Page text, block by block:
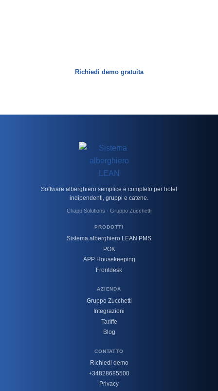
Richiedi demo gratuita
Software alberghiero semplice e completo per hotel
indipendenti, gruppi e catene.
Chapp Solutions · Gruppo Zucchetti
PRODOTTI
Sistema alberghiero LEAN PMS
POK
APP Housekeeping
Frontdesk
AZIENDA
Gruppo Zucchetti
Integrazioni
Tariffe
Blog
CONTATTO
Richiedi demo
+34828685500
Privacy